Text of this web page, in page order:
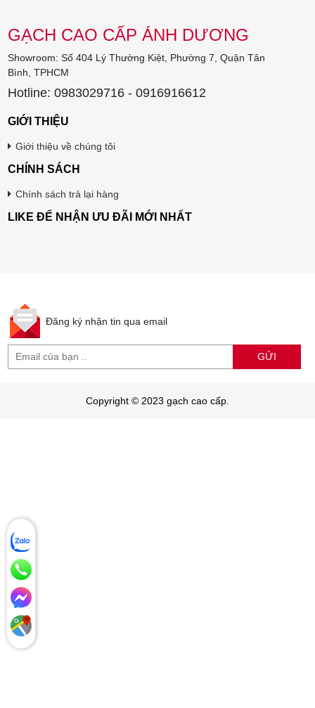
GẠCH CAO CẤP ÁNH DƯƠNG
Showroom: Số 404 Lý Thường Kiệt, Phường 7, Quận Tân
Bình, TPHCM
Hotline: 0983029716 - 0916916612
GIỚI THIỆU
Giới thiệu về chúng tôi
CHÍNH SÁCH
Chính sách trả lại hàng
LIKE ĐỂ NHẬN ƯU ĐÃI MỚI NHẤT
Đăng ký nhận tin qua email
GỬI
Copyright © 2023 gạch cao cấp.